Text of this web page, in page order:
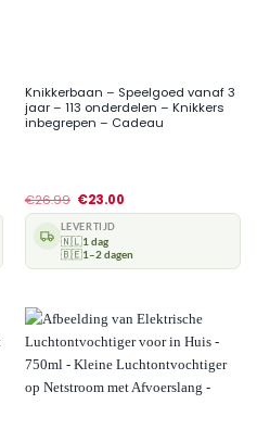
Knikkerbaan – Speelgoed vanaf 3
jaar – 113 onderdelen – Knikkers
inbegrepen – Cadeau
€26.99 €23.00
LEVERTIJD
🇳🇱1 dag
🇧🇪1–2 dagen